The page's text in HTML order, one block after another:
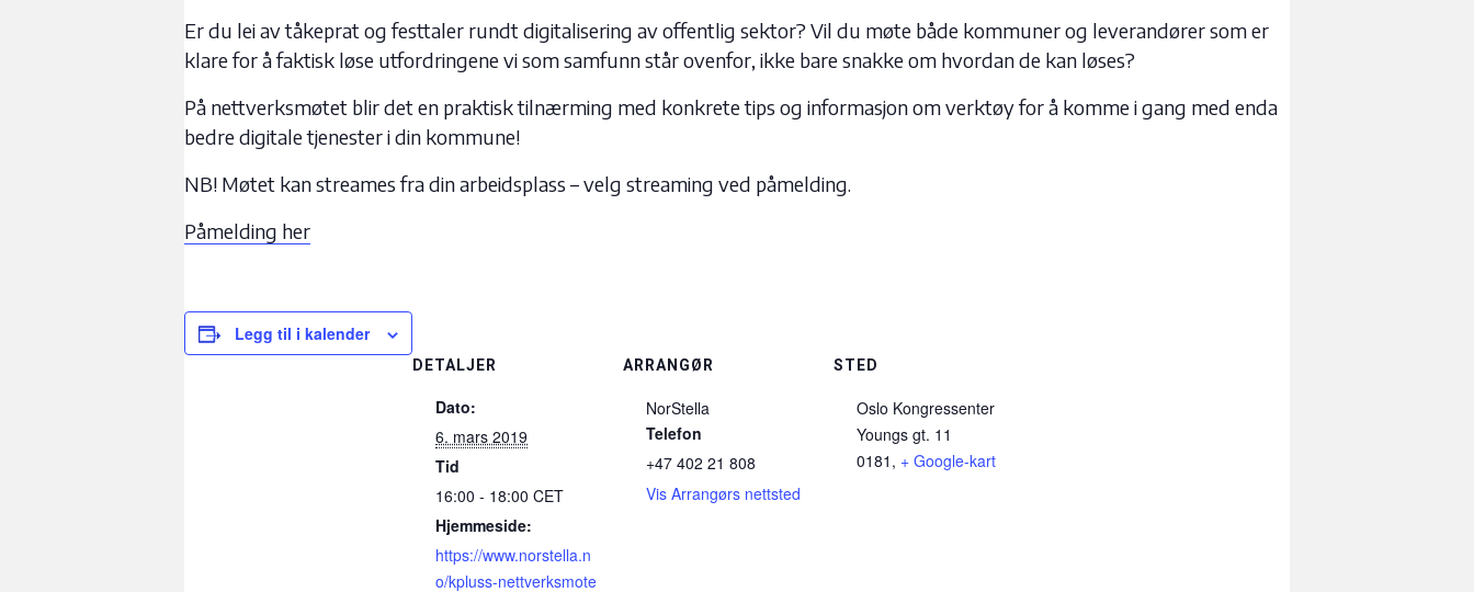
Er du lei av tåkeprat og festtaler rundt digitalisering av offentlig sektor? Vil du møte både kommuner og leverandører som er
klare for å faktisk løse utfordringene vi som samfunn står ovenfor, ikke bare snakke om hvordan de kan løses?
På nettverksmøtet blir det en praktisk tilnærming med konkrete tips og informasjon om verktøy for å komme i gang med enda
bedre digitale tjenester i din kommune!
NB! Møtet kan streames fra din arbeidsplass – velg streaming ved påmelding.
Påmelding her
Legg til i kalender
DETALJER
Dato:
6. mars 2019
Tid
16:00 - 18:00 CET
Hjemmeside:
https://www.norstella.n
o/kpluss-nettverksmote
ARRANGØR
NorStella
Telefon
+47 402 21 808
Vis Arrangørs nettsted
STED
Oslo Kongressenter
Youngs gt. 11
0181 , + Google-kart